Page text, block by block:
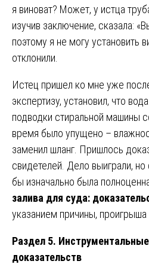
я виноват? Может, у истца
изучив заключение, сказала:
поэтому я не могу установить
отклонили.
Истец пришел ко мне уже
экспертизу, установил, что
подводки стиральной машины
время было упущено –
заменил шланг. Пришлось
свидетелей. Дело выиграли,
бы изначально была
залива для суда:
указанием причины, проигрыша
Раздел 5.
доказательств